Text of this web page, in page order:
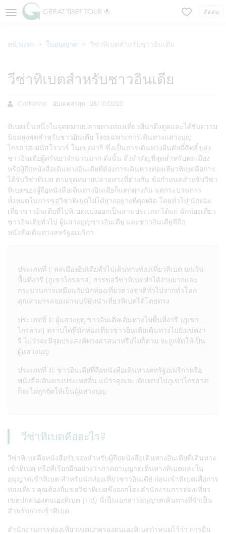
GREAT TIBET TOUR ® ติดต่อ
หน้าแรก ใบอนุญาต วีซ่าทิเบตสำหรับชาวอินเดีย
วีซ่าทิเบตสำหรับชาวอินเดีย
Catherine อัปเดตล่าสุด : 28/10/2025
ทิเบตเป็นหนึ่งในจุดหมายปลายทางท่องเที่ยวที่น่าดึงดูดและได้รับความ
นิยมสูงสุดสำหรับชาวอินเดีย โดยเฉพาะการเดินทางแสวงบุญ
ไกรลาส-มนัสโรวาร์ ในเขตงารี ซึ่งเป็นการเดินทางฝันศักดิ์สิทธิ์ของ
ชาวอินเดียผู้ศรัทธาจำนวนมาก ดังนั้น สิ่งสำคัญที่สุดสำหรับพลเมือง
หรือผู้ถือหนังสือเดินทางอินเดียที่ต้องการเดินทางท่องเที่ยวทิเบตคือการ
ได้รับวีซ่าทิเบต ตามจุดหมายปลายทางที่ต่างกัน ข้อกำหนดสำหรับวีซ่า
ทิเบตของผู้ถือหนังสือเดินทางอินเดียก็แตกต่างกัน แต่กระบวนการ
ทั้งหมดในการขอวีซ่าทิเบตไม่ได้ยากอย่างที่คุณคิด โดยทั่วไป นักท่อง
เที่ยวชาวอินเดียที่ไปทิเบตแบ่งออกเป็นสามประเภท ได้แก่ นักท่องเที่ยว
ชาวอินเดียทั่วไป ผู้แสวงบุญชาวอินเดีย และชาวอินเดียที่ถือ
หนังสือเดินทางสหรัฐอเมริกา
ประเภทที่ I: พลเมืองอินเดียทั่วไปเดินทางท่องเที่ยวทิเบต ยกเว้น
พื้นที่งารี (ภูเขาไกรลาส) การขอวีซ่าทิเบตทำได้ง่ายมากและ
กระบวนการเหมือนกับนักท่องเที่ยวต่างชาติทั่วไปจากทั่วโลก
คุณสามารถจองผ่านบริษัทนำเที่ยวทิเบตได้โดยตรง
ประเภทที่ II: ผู้แสวงบุญชาวอินเดียเดินทางไปพื้นที่งารี (ภูเขา
ไกรลาส) ตราบใดที่นักท่องเที่ยวชาวอินเดียเดินทางไปยังเขตงา
รี ไม่ว่าจะมีจุดประสงค์ทางศาสนาหรือไม่ก็ตาม จะถูกจัดให้เป็น
ผู้แสวงบุญ
ประเภทที่ III: ชาวอินเดียที่ถือหนังสือเดินทางสหรัฐอเมริกาหรือ
หนังสือเดินทางประเทศอื่น แม้ว่าคุณจะเดินทางไปภูเขาไกรลาส
ก็จะไม่ถูกจัดให้เป็นผู้แสวงบุญ
วีซ่าทิเบตคืออะไร?
วีซ่าทิเบตคือหนังสือรับรองสำหรับผู้ถือหนังสือเดินทางอินเดียที่เดินทาง
เข้าทิเบต หรือที่เรียกอีกอย่างว่าภาคยานุญาตเดินทางทิเบตและใบ
อนุญาตเข้าทิเบต สำหรับนักท่องเที่ยวชาวอินเดีย ก่อนเข้าทิเบตเพื่อการ
ท่องเที่ยว คุณต้องยื่นขอวีซ่าทิเบตซึ่งออกโดยสำนักงานการท่องเที่ยว
เขตปกครองตนเองทิเบต (TTB) นี่เป็นเอกสารอนุญาตเดินทางที่จำเป็น
สำหรับการเข้าทิเบต
สำนักงานการท่องเที่ยวเขตปกครองตนเองทิเบตกำหนดไว้ว่า การยื่น